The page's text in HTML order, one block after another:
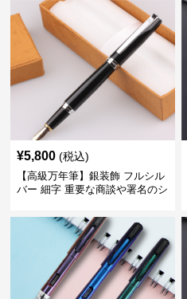
¥5,800 (税込)
【高級万年筆】銀装飾 フルシル
バー 細字 重要な商談や署名のシ
てくれる